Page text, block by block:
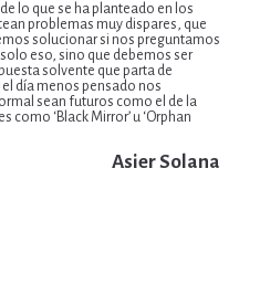
lo que se ha planteado en los
problemas muy dispares, que
solucionar si nos preguntamos
solo eso, sino que debemos ser
solvente que parta de
día menos pensado nos
sean futuros como el de la
como ‘Black Mirror’ u ‘Orphan
Asier Solana